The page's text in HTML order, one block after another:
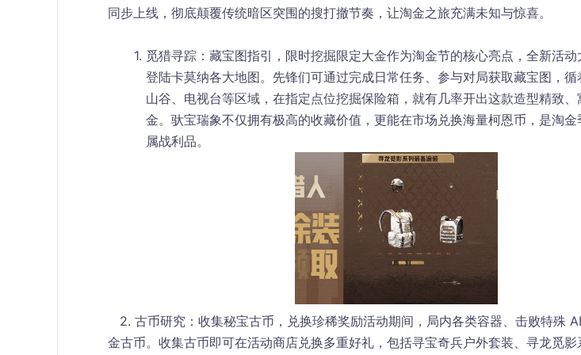
同步上线，彻底颠覆传统暗区突围的搜打撤节奏，让淘金之旅充满未知与惊喜。
觅猎寻踪：藏宝图指引，限时挖掘限定大金作为淘金节的核心亮点，全新活动
登陆卡莫纳各大地图。先锋们可通过完成日常任务、参与对局获取藏宝图，循
山谷、电视台等区域，在指定点位挖掘保险箱，就有几率开出这款造型精致
金。驮宝瑞象不仅拥有极高的收藏价值，更能在市场兑换海量柯恩币，是淘
属战利品。
   2. 古币研究：收集秘宝古币，兑换珍稀奖励
活动期间，局内各类容器、击败特殊
金古币。收集古币即可在活动商店兑换多重好礼，包括寻宝奇兵户外套装、寻龙觅